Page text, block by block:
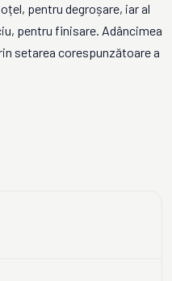
pentru degroșare, iar al
pentru finisare. Adâncimea
setarea corespunzătoare a